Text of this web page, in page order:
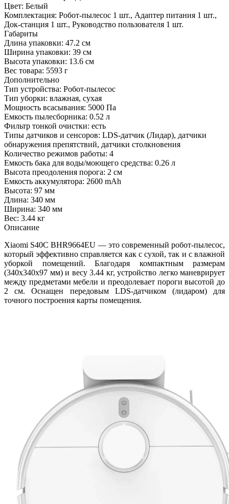
Цвет: Белый
Комплектация: Робот-пылесос 1 шт., Адаптер питания 1 шт.,
Док-станция 1 шт., Руководство пользователя 1 шт.
Габариты
Длина упаковки: 47.2 см
Ширина упаковки: 39 см
Высота упаковки: 13.6 см
Вес товара: 5593 г
Дополнительно
Тип устройства: Робот-пылесос
Тип уборки: влажная, сухая
Мощность всасывания: 5000 Па
Емкость пылесборника: 0.52 л
Фильтр тонкой очистки: есть
Типы датчиков и сенсоров: LDS-датчик (Лидар), датчики
обнаружения препятствий, датчики столкновения
Количество режимов работы: 4
Емкость бака для воды/моющего средства: 0.26 л
Высота преодоления порога: 2 см
Емкость аккумулятора: 2600 mAh
Высота: 97 мм
Длина: 340 мм
Ширина: 340 мм
Вес: 3.44 кг
Описание
Xiaomi S40C BHR9664EU — это современный робот-пылесос,
который эффективно справляется как с сухой, так и с влажной
уборкой помещений. Благодаря компактным размерам
(340х340х97 мм) и весу 3.44 кг, устройство легко маневрирует
между предметами мебели и преодолевает пороги высотой до
2 см. Оснащен передовым LDS-датчиком (лидаром) для
точного построения карты помещения.